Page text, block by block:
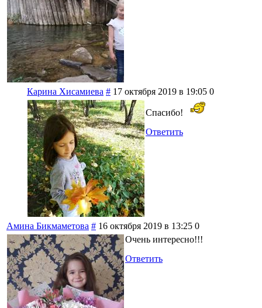
Карина Хисамиева # 17 октября 2019 в 19:05 0
Спасибо!
Ответить
Амина Бикмаметова # 16 октября 2019 в 13:25 0
Очень интересно!!!
Ответить